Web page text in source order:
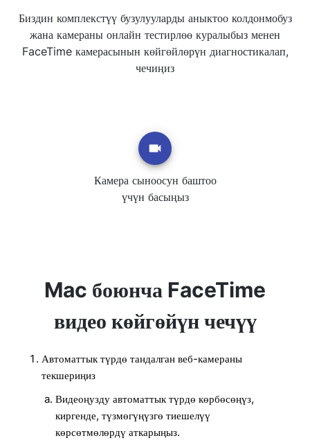
Биздин комплекстүү бузулууларды аныктоо колдонмобуз
жана камераны онлайн тестирлөө куралыбыз менен
FaceTime камерасынын көйгөйлөрүн диагностикалап,
чечиңиз
Камера сыноосун баштоо
үчүн басыңыз
Mac боюнча FaceTime
видео көйгөйүн чечүү
Автоматтык түрдө тандалган веб-камераны
текшериңиз
Видеоңузду автоматтык түрдө көрбөсөңүз,
киргенде, түзмөгүңүзгө тиешелүү
көрсөтмөлөрдү аткарыңыз.